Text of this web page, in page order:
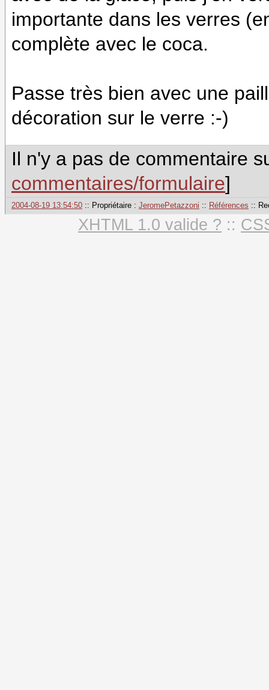
importante dans les verres
complète avec le coca.
Passe très bien avec une
décoration sur le verre :-)
Il n'y a pas de commentaire
commentaires/formulaire]
2004-08-19 13:54:50 :: Propriétaire : JeromePetazzoni :: Références ::
XHTML 1.0 valide ? ::